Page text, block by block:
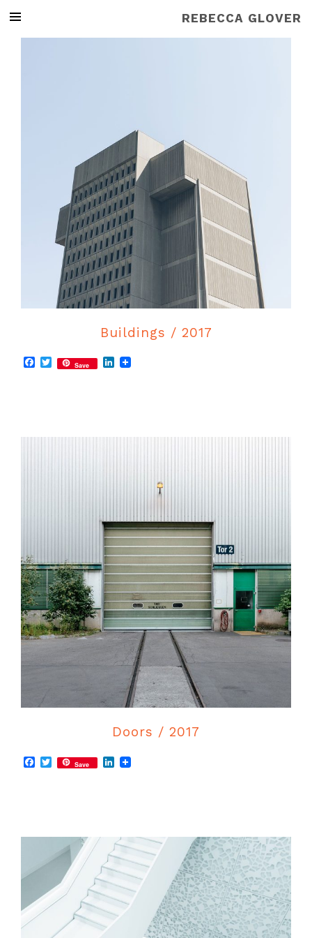
REBECCA GLOVER
Buildings / 2017
Facebook
Twitter
Save LinkedIn
Doors / 2017
Facebook
Twitter
Save LinkedIn